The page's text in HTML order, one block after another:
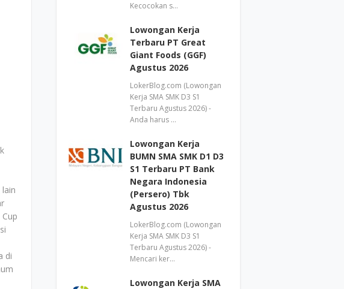
di
Kecocokan s…
Lowongan Kerja
Terbaru PT Great
Giant Foods (GGF)
Agustus 2026
LokerBlog.com (Lowongan
Kerja SMA SMK D3 S1
Terbaru Agustus 2026) -
Anda harus …
Lowongan Kerja
BUMN SMA SMK D1 D3
S1 Terbaru PT Bank
Negara Indonesia
(Persero) Tbk
Agustus 2026
LokerBlog.com (Lowongan
Kerja SMA SMK D3 S1
Terbaru Agustus 2026) -
Mencari ker…
Lowongan Kerja SMA